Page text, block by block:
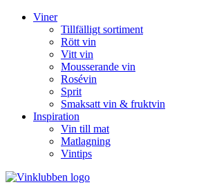
Viner
Tillfälligt sortiment
Rött vin
Vitt vin
Mousserande vin
Rosévin
Sprit
Smaksatt vin & fruktvin
Inspiration
Vin till mat
Matlagning
Vintips